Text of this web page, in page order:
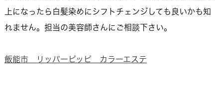
上になったら白髪染めにシフトチェンジしても良いかも知
れません。担当の美容師さんにご相談下さい。
飯能市 リッパーピッピ カラーエステ